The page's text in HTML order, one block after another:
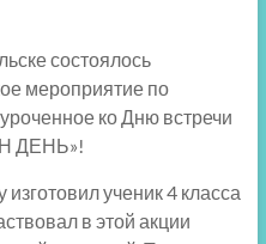
состоялось
мероприятие по
ко Дню встречи
ДЕНЬ»!
ученик 4 класса
в этой акции